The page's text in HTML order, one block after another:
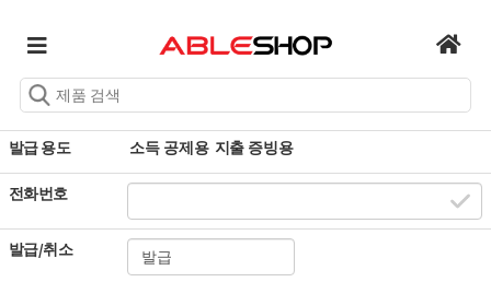
필수 입력 사항
주문번호
발급 용도 소득 공제용 지출 증빙용
전화번호
발급/취소